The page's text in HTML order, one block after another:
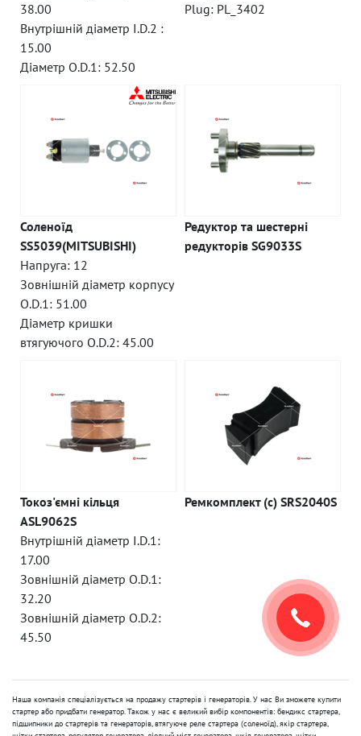
38.00
Внутрішній діаметр I.D.2 :
15.00
Діаметр O.D.1: 52.50
Plug: PL_3402
Соленоїд
SS5039(MITSUBISHI)
Напруга: 12
Зовнішній діаметр корпусу
O.D.1: 51.00
Діаметр кришки
втягуючого O.D.2: 45.00
Редуктор та шестерні
редукторів SG9033S
Токоз'ємні кільця
ASL9062S
Внутрішній діаметр I.D.1:
17.00
Зовнішній діаметр O.D.1:
32.20
Зовнішній діаметр O.D.2:
45.50
Ремкомплект (c) SRS2040S
Наша компанія спеціалізується на продажу стартерів і генераторів. У нас Ви зможете купити
стартер або придбати генератор. Також у нас є великий вибір компонентів: бендикс стартера,
підшипники до стартерів та генераторів, втягуюче реле стартера (соленоїд), якір стартера,